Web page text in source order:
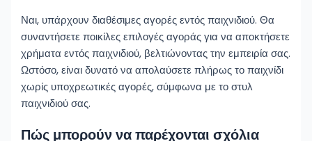
Ναι, υπάρχουν διαθέσιμες αγορές εντός παιχνιδιού. Θα
συναντήσετε ποικίλες επιλογές αγοράς για να αποκτήσετε
χρήματα εντός παιχνιδιού, βελτιώνοντας την εμπειρία σας.
Ωστόσο, είναι δυνατό να απολαύσετε πλήρως το παιχνίδι
χωρίς υποχρεωτικές αγορές, σύμφωνα με το στυλ
παιχνιδιού σας.
Πώς μπορούν να παρέχονται σχόλια